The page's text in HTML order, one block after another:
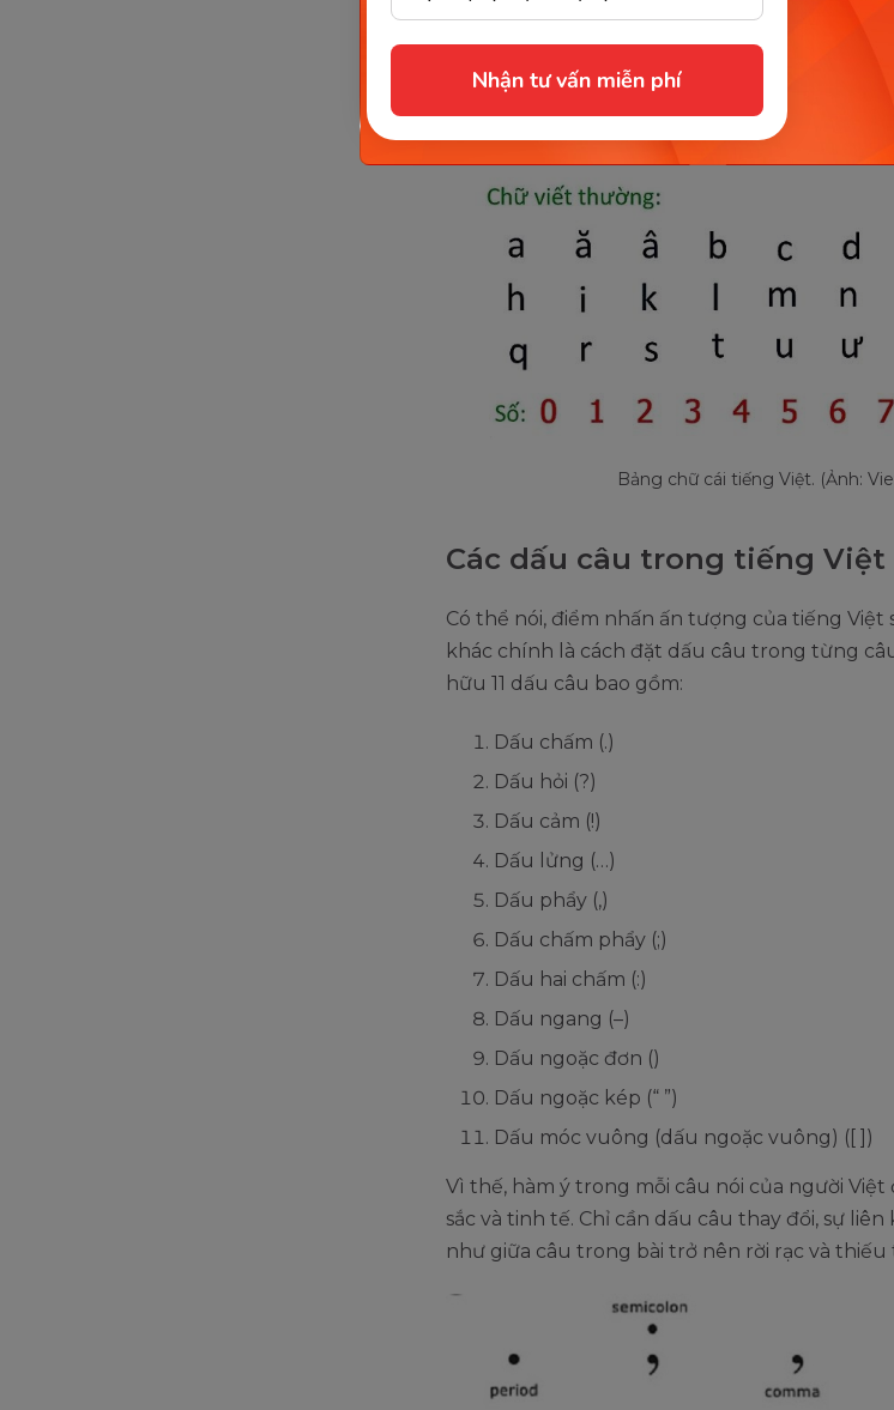
Nhận tư vấn miễn phí
Bảng chữ cái tiếng Việt. (Ảnh:
Các dấu câu trong tiếng Việt
Có thể nói, điểm nhấn ấn tượng của tiếng Việt
khác chính là cách đặt dấu câu trong từng
hữu 11 dấu câu bao gồm:
Dấu chấm (.)
Dấu hỏi (?)
Dấu cảm (!)
Dấu lửng (…)
Dấu phẩy (,)
Dấu chấm phẩy (;)
Dấu hai chấm (:)
Dấu ngang (–)
Dấu ngoặc đơn ()
Dấu ngoặc kép (“ ”)
Dấu móc vuông (dấu ngoặc vuông) ([ ])
Vì thế, hàm ý trong mỗi câu nói của người
sắc và tinh tế. Chỉ cần dấu câu thay đổi, sự
như giữa câu trong bài trở nên rời rạc và